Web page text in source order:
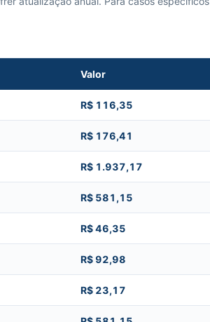
Valor
R$ 116,35
R$ 176,41
R$ 1.937,17
R$ 581,15
R$ 46,35
R$ 92,98
R$ 23,17